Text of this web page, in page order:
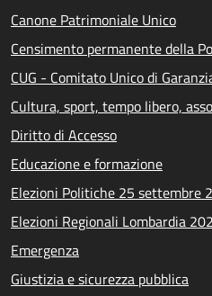
Canone Patrimoniale Unico
Censimento permanente della
CUG - Comitato Unico di
Cultura, sport, tempo libero,
Diritto di Accesso
Educazione e formazione
Elezioni Politiche 25 settembre
Elezioni Regionali Lombardia
Emergenza
Giustizia e sicurezza pubblica